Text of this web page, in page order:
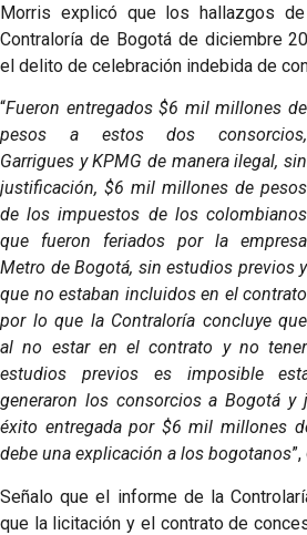
Morris explicó que los hallazgos
Contraloría de Bogotá de diciembre
el delito de celebración indebida de
“Fueron entregados $6 mil millones de
pesos a estos dos consorcios,
Garrigues y KPMG de manera ilegal, sin
justificación, $6 mil millones de pesos
de los impuestos de los colombianos
que fueron feriados por la empresa
Metro de Bogotá, sin estudios previos y
que no estaban incluidos en el contrato
por lo que la Contraloría concluye que
al no estar en el contrato y no tener
estudios previos es imposible
generaron los consorcios a Bogotá
éxito entregada por $6 mil millones
debe una explicación a los bogotanos
Señalo que el informe de la
que la licitación y el contrato de